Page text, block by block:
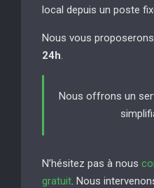
local depuis un poste
Nous vous proposerons
24h
Nous offrons un
N’hésitez pas à nous
gratuit . Nous